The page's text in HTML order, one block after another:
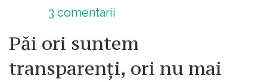
3 comentarii
Păi ori suntem
transparenți, ori nu mai